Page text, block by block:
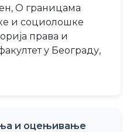
О границама
и социолошке
права и
у Београду,
и оцењивање